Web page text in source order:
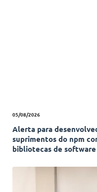
05/08/2026
Alerta para
suprimentos do npm
bibliotecas de software